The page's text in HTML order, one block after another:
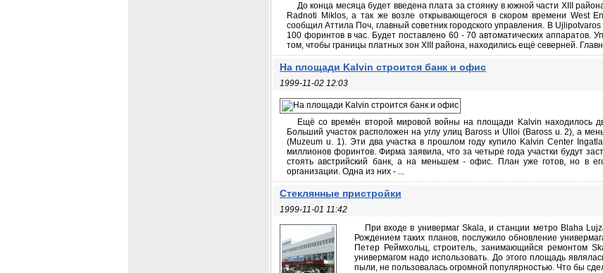
До конца месяца будет введена плата за стоянку в южной части XIII
Radnoti Miklos, а так же возле открывающегося в скором времени West
сообщил Аттила Поч, главный советник городского управления. В Ujlipotvaros
100 форинтов в час. Будет поставлено 60 - 70 автоматических аппаратов.
том, чтобы границы платных зон XIII района, находились ещё северней.
На площади Kalvin строится банк и офис
1999-11-02 12:03
Ещё со времён второй мировой войны на площади Kalvin находилось
Больший участок расположен на углу улиц Baross и Ulloi (Baross u. 2), а
(Muzeum u. 1). Эти два участка в прошлом году купило Kalvin Center
миллионов форинтов. Фирма заявила, что за четыре года участки будут
стоять австрийский банк, а на меньшем - офис. План уже готов, но в
организации. Одна из них - ...
Стеклянные пристройки
1999-11-01 11:42
При входе в универмаг Skala, и станции метро Blaha
Рождением таких планов, послужило обновление
Петер Реймхольц, строитель, занимающийся ремонтом
универмагом надо использовать. До этого площадь
пыли, не пользовалась огромной популярностью. Что бы